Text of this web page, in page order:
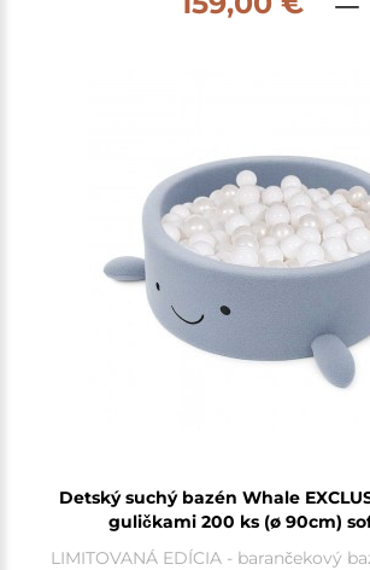
Detský suchý bazén Whale
guličkami 200 ks (ø 90cm)
LIMITOVANÁ EDÍCIA - barančekový